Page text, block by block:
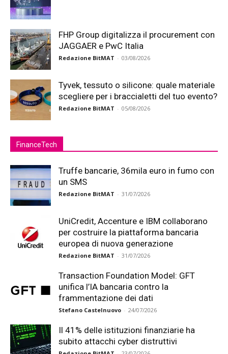
FHP Group digitalizza il procurement con
JAGGAER e PwC Italia
Redazione BitMAT - 03/08/2026
Tyvek, tessuto o silicone: quale materiale
scegliere per i braccialetti del tuo evento?
Redazione BitMAT - 05/08/2026
FinanceTech
Truffe bancarie, 36mila euro in fumo con
un SMS
Redazione BitMAT - 31/07/2026
UniCredit, Accenture e IBM collaborano
per costruire la piattaforma bancaria
europea di nuova generazione
Redazione BitMAT - 31/07/2026
Transaction Foundation Model: GFT
unifica l’IA bancaria contro la
frammentazione dei dati
Stefano Castelnuovo - 24/07/2026
Il 41% delle istituzioni finanziarie ha
subito attacchi cyber distruttivi